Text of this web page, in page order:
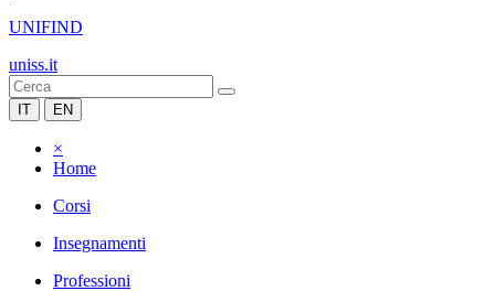
UNIFIND
uniss.it
IT EN
×
Home
Corsi
Insegnamenti
Professioni